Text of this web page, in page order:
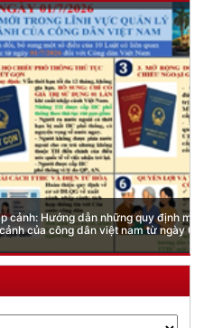
dẫn những quy định mới trong lĩnh
dân việt nam từ ngày 01/7/2026